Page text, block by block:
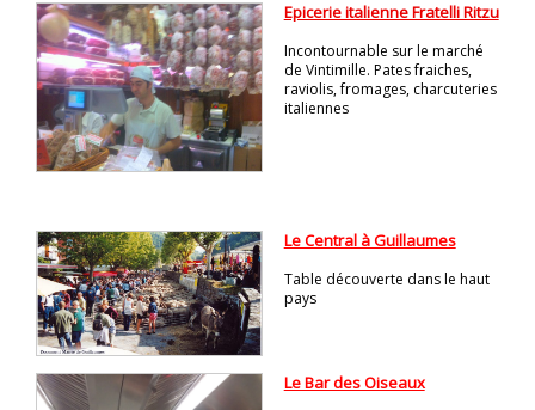
Epicerie italienne Fratelli Ritzu
Incontournable sur le marché
de Vintimille. Pates fraiches,
raviolis, fromages, charcuteries
italiennes
Le Central à Guillaumes
Table découverte dans le haut
pays
Le Bar des Oiseaux